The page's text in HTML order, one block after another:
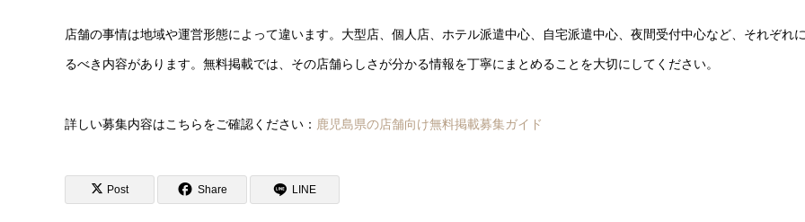
店舗の事情は地域や運営形態によって違います。大型店、個人店、ホテル派遣中心、自宅派遣中心、夜間受付中心など、それぞれ
るべき内容があります。無料掲載では、その店舗らしさが分かる情報を丁寧にまとめることを大切にしてください。
詳しい募集内容はこちらをご確認ください： 鹿児島県の店舗向け無料掲載募集ガイド
Post Share LINE